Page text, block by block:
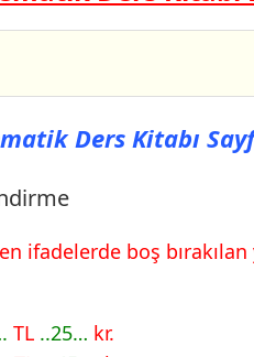
Ders Kitabı Sayfa
Ders Kitabı Sayfa 184
Ders Kitabı
ifadelerde boş
TL ..25… kr.